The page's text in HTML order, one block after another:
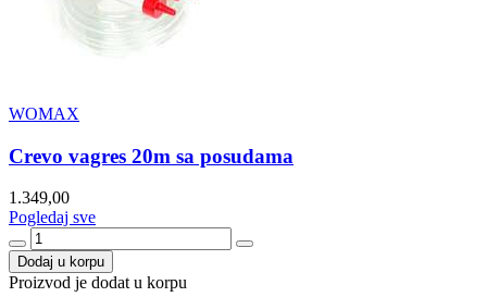
WOMAX
Crevo vagres 20m sa posudama
1.349,00
Pogledaj sve
Dodaj u korpu
Proizvod je dodat u korpu